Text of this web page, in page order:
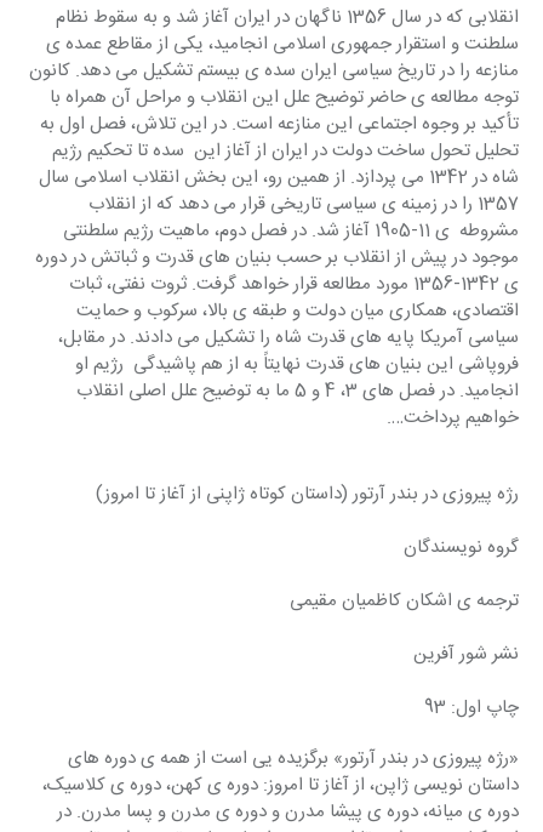
انقلابی که در سال 1356 ناگهان در ایران آغاز شد و به سقوط نظام
سلطنت و استقرار جمهوری اسلامی انجامید، یکی از مقاطع عمده ی
منازعه را در تاریخ سیاسی ایران سده ی بیستم تشکیل می دهد. کانون
توجه مطالعه ی حاضر توضیح علل این انقلاب و مراحل آن همراه با
تأکید بر وجوه اجتماعی این منازعه است. در این تلاش، فصل اول به
تحلیل تحول ساخت دولت در ایران از آغاز این  سده تا تحکیم رژیم
شاه در 1342 می پردازد. از همین رو، این بخش انقلاب اسلامی سال
1357 را در زمینه ی سیاسی تاریخی قرار می دهد که از انقلاب
مشروطه  ی 11-1905 آغاز شد. در فصل دوم، ماهیت رژیم سلطنتی
موجود در پیش از انقلاب بر حسب بنیان های قدرت و ثباتش در دوره
ی 1342-1356 مورد مطالعه قرار خواهد گرفت. ثروت نفتی، ثبات
اقتصادی، همکاری میان دولت و طبقه ی بالا، سرکوب و حمایت
سیاسی آمریکا پایه های قدرت شاه را تشکیل می دادند. در مقابل،
فروپاشی این بنیان های قدرت نهایتاً به از هم پاشیدگی  رژیم او
انجامید. در فصل های 3، 4 و 5 ما به توضیح علل اصلی انقلاب
خواهیم پرداخت….
رژه پیروزی در بندر آرتور (داستان کوتاه ژاپنی از آغاز تا امروز)
گروه نویسندگان
ترجمه ی اشکان کاظمیان مقیمی
نشر شور آفرین
چاپ اول: 93
«رژه پیروزی در بندر آرتور» برگزیده یی است از همه ی دوره های
داستان نویسی ژاپن، از آغاز تا امروز: دوره ی کهن، دوره ی کلاسیک،
دوره ی میانه، دوره ی پیشا مدرن و دوره ی مدرن و پسا مدرن. در